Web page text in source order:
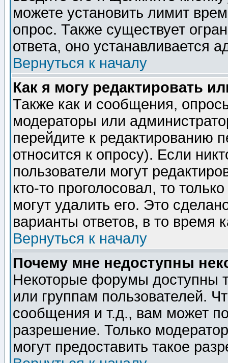
можете установить лимит
опрос. Также существует
ответа, оно устанавливается
Вернуться к началу
Как я могу редактировать
Также как и сообщения,
модераторы или
перейдите к редактированию
относится к опросу). Если
пользователи могут
кто-то проголосовал, то
могут удалить его. Это
варианты ответов, в то время
Вернуться к началу
Почему мне недоступны
Некоторые форумы доступны
или группам пользователей.
сообщения и т.д., вам может
разрешение. Только
могут предоставить такое